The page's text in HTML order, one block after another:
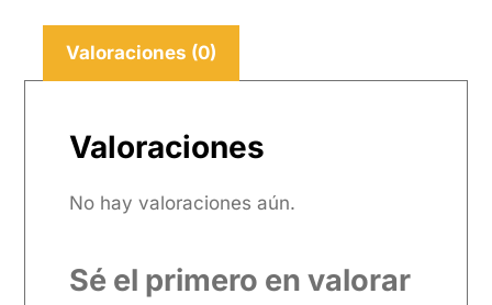
Valoraciones (0)
Valoraciones
No hay valoraciones aún.
Sé el primero en valorar